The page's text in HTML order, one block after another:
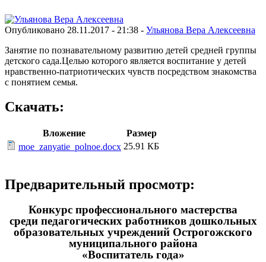
Опубликовано 28.11.2017 - 21:38 - Ульянова Вера Алексеевна
Занятие по познавательному развитию детей средней группы
детского сада.Целью которого является воспитание у детей
нравственно-патриотических чувств посредством знакомства
с понятием семья.
Скачать:
Вложение
Размер
moe_zanyatie_polnoe.docx 25.91 КБ
Предварительный просмотр:
Конкурс профессионального мастерства
среди педагогических работников дошкольных
образовательных учреждений Острогожского
муниципального района
«Воспитатель года»